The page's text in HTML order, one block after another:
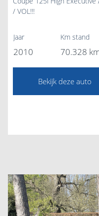
/ VOL!!!
Jaar
2010
Km stand
70.328
Bekijk deze auto